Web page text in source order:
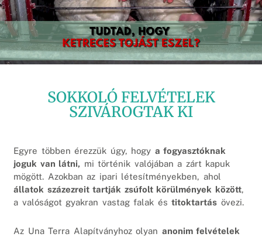
SOKKOLÓ FELVÉTELEK
SZIVÁROGTAK KI
Egyre többen érezzük úgy, hogy a fogyasztóknak
joguk van látni, mi történik valójában a zárt kapuk
mögött. Azokban az ipari létesítményekben, ahol
állatok százezreit tartják zsúfolt körülmények között,
a valóságot gyakran vastag falak és titoktartás övezi.
Az Una Terra Alapítványhoz olyan anonim felvételek